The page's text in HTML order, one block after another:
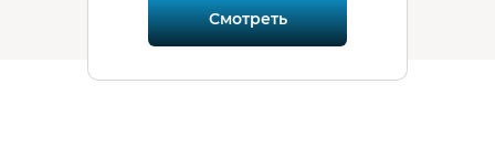
Смотреть